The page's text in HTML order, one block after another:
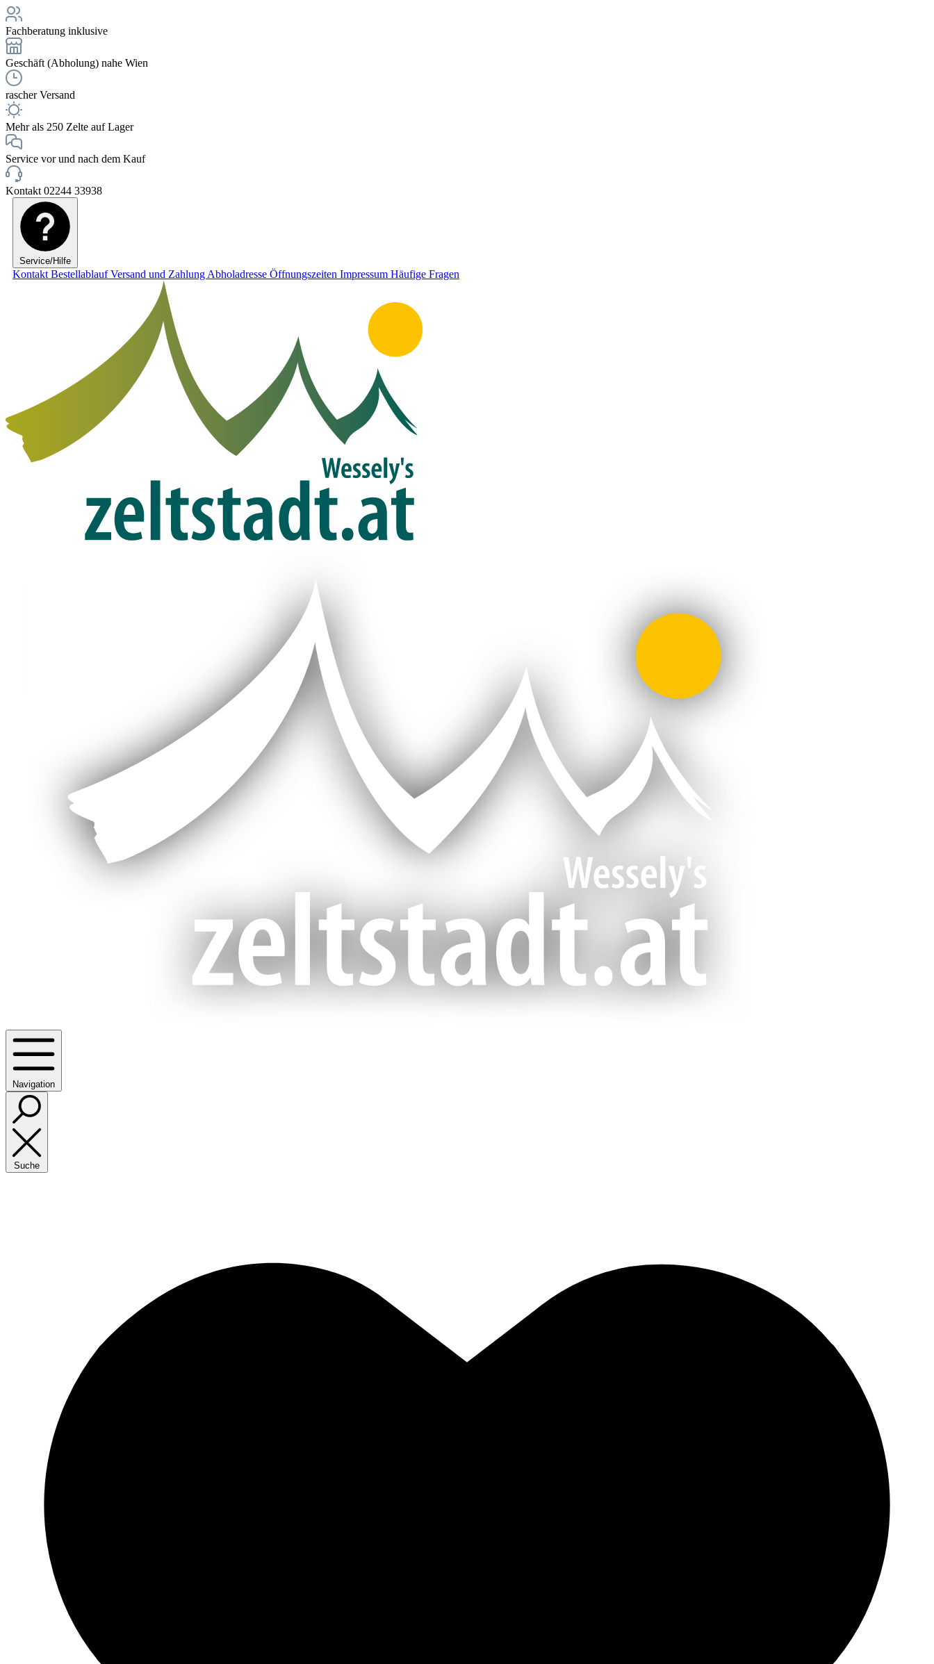
Fachberatung inklusive
Geschäft (Abholung) nahe Wien
rascher Versand
Mehr als 250 Zelte auf Lager
Service vor und nach dem Kauf
Kontakt 02244 33938
Service/Hilfe
Kontakt BestellablaufVersand und Zahlung Abholadresse Öffnungszeiten Impressum Häufige Fragen
Navigation
Suche